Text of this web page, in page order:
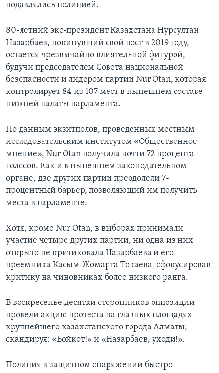
подавлялись полицией.
80-летний экс-президент Казахстана Нурсултан
Назарбаев, покинувший свой пост в 2019 году,
остается чрезвычайно влиятельной фигурой,
будучи председателем Совета национальной
безопасности и лидером партии Nur Otan, которая
контролирует 84 из 107 мест в нынешнем составе
нижней палаты парламента.
По данным экзитполов, проведенных местным
исследовательским институтом «Общественное
мнение», Nur Otan получила почти 72 процента
голосов. Как и в нынешнем законодательном
органе, две других партии преодолели 7-
процентный барьер, позволяющий им получить
места в парламенте.
Хотя, кроме Nur Otan, в выборах принимали
участие четыре других партии, ни одна из них
открыто не критиковала Назарбаева и его
преемника Касым-Жомарта Токаева, сфокусировав
критику на чиновниках более низкого ранга.
В воскресенье десятки сторонников оппозиции
провели акцию протеста на главных площадях
крупнейшего казахстанского города Алматы,
скандируя: «Бойкот!» и «Назарбаев, уходи!».
Полиция в защитном снаряжении быстро